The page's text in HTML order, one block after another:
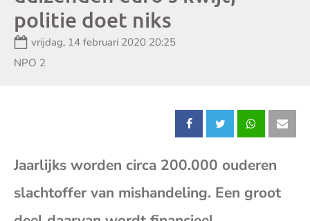
politie doet niks
Datum:
vrijdag, 14 februari 2020 20:25
Zender:
NPO 2
Deel
dit
bericht
Deel
dit
bericht
Deel
dit
Jaarlijks worden circa 200.000 ouderen
slachtoffer van mishandeling. Een groot